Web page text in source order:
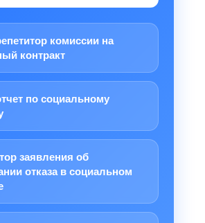
комиссии на
контракт
по социальному
заявления об
отказа в социальном